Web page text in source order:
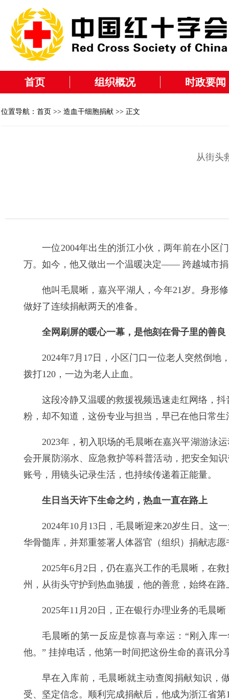
首页 组织概况 时政要闻
位置导航： 首页 >> 造血干细胞捐献 >> 正文
从街头
一位2004年出生的浙江小伙，两年前在小区
万。如今，他又做出一个温暖决定—— 跨越城市
他叫毛晨晰，嘉兴平湖人，今年21岁。身形
做好了连续捐献两天的准备。
全网刷屏的暖心一幕，是他刻在骨子里的善良
2024年7月17日，小区门口一位老人突然倒
拨打120，一边为老人止血。
这段冷静又温暖的救援视频迅速走红网络，
粉，却不知道，这份专业与担当，早已在他日常
2023年，初入职场的毛晨晰在嘉兴平湖游泳
会开展防溺水、应急救护等科普活动，把安全知
账号，用镜头记录生活，也持续传递着正能量。
生日当天许下生命之约，热血一直在路上
2024年10月13日，毛晨晰迎来20岁生日。这
华骨髓库，并郑重签署人体器官（组织）捐献志愿
2025年6月2日，仍在嘉兴工作的毛晨晰，在
州，从街头守护到热血驰援，他的善意，始终在路
2025年11月20日，正在银行办理业务的毛晨
毛晨晰的第一反应是惊喜与幸运：“刚入库
他。” 挂掉电话，他第一时间把这份生命的喜讯分
早在入库前，毛晨晰就主动查阅捐献知识，
受、坚定信念。顺利完成捐献后，他成为浙江省